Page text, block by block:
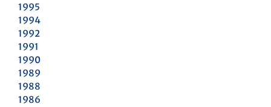
1995
1994
1992
1991
1990
1989
1988
1986